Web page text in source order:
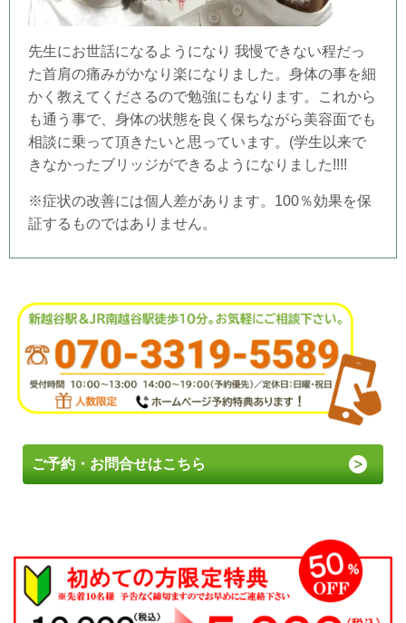
先生にお世話になるようになり 我慢できない程だっ
た首肩の痛みがかなり楽になりました。身体の事を細
かく教えてくださるので勉強にもなります。これから
も通う事で、身体の状態を良く保ちながら美容面でも
相談に乗って頂きたいと思っています。(学生以来で
きなかったブリッジができるようになりました!!!!
※症状の改善には個人差があります。100％効果を保
証するものではありません。
ご予約・お問合せはこちら